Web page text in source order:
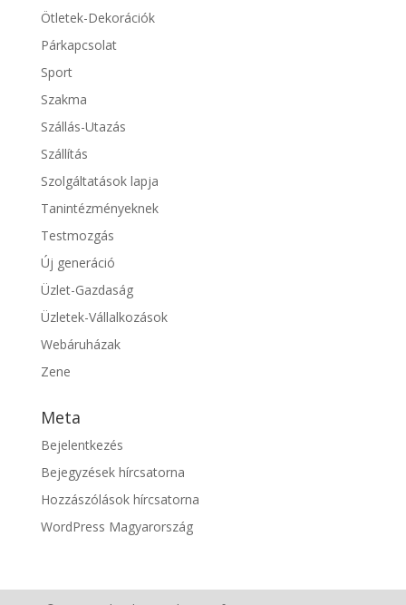
Ötletek-Dekorációk
Párkapcsolat
Sport
Szakma
Szállás-Utazás
Szállítás
Szolgáltatások lapja
Tanintézményeknek
Testmozgás
Új generáció
Üzlet-Gazdaság
Üzletek-Vállalkozások
Webáruházak
Zene
Meta
Bejelentkezés
Bejegyzések hírcsatorna
Hozzászólások hírcsatorna
WordPress Magyarország